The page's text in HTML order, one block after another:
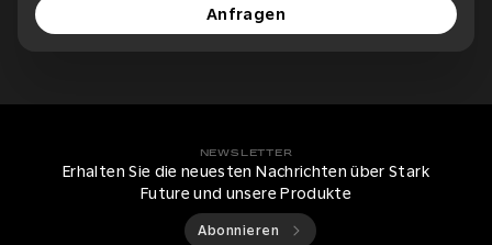
Anfragen
NEWSLETTER
Erhalten Sie die neuesten Nachrichten über Stark
Future und unsere Produkte
Abonnieren